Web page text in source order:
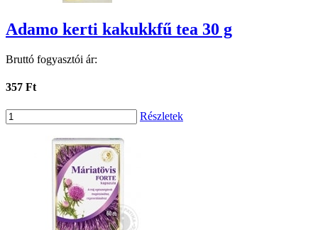
Adamo kerti kakukkfű tea 30 g
Bruttó fogyasztói ár:
357 Ft
Részletek